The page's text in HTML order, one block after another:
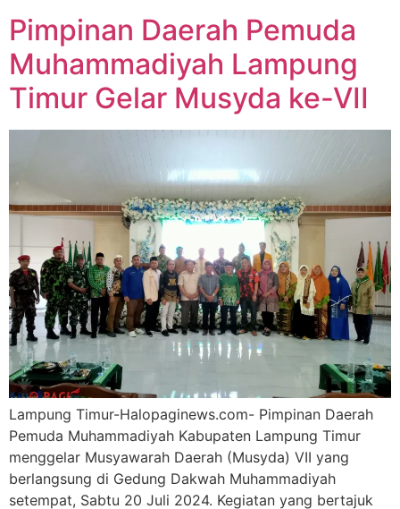
Pimpinan Daerah Pemuda
Muhammadiyah Lampung
Timur Gelar Musyda ke-VII
Lampung Timur-Halopaginews.com- Pimpinan Daerah
Pemuda Muhammadiyah Kabupaten Lampung Timur
menggelar Musyawarah Daerah (Musyda) VII yang
berlangsung di Gedung Dakwah Muhammadiyah
setempat, Sabtu 20 Juli 2024. Kegiatan yang bertajuk